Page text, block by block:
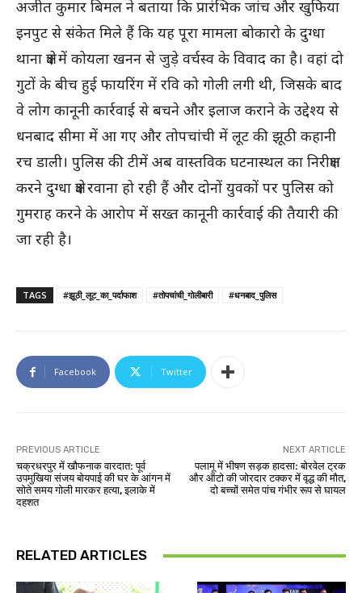
अजीत कुमार बिमल ने बताया कि प्रारंभिक जांच और खुफिया
इनपुट से संकेत मिले हैं कि यह पूरा मामला बोकारो के दुग्धा
थाना क्षेत्र में कोयला खनन से जुड़े वर्चस्व के विवाद का है। वहां दो
गुटों के बीच हुई फायरिंग में रवि को गोली लगी थी, जिसके बाद
वे लोग कानूनी कार्रवाई से बचने और इलाज कराने के उद्देश्य से
धनबाद सीमा में आ गए और तोपचांची में लूट की झूठी कहानी
रच डाली। पुलिस की टीमें अब वास्तविक घटनास्थल का निरीक्षण
करने दुग्धा क्षेत्र रवाना हो रही हैं और दोनों युवकों पर पुलिस को
गुमराह करने के आरोप में सख्त कानूनी कार्रवाई की तैयारी की
जा रही है।
TAGS #झूठी_लूट_का_पर्दाफाश #तोपचांची_गोलीबारी #धनबाद_पुलिस
Facebook Twitter
PREVIOUS ARTICLE
चक्रधरपुर में खौफनाक वारदात: पूर्व
उपमुखिया संजय बोयपाई की घर के आंगन में
सोते समय गोली मारकर हत्या, इलाके में
दहशत
NEXT ARTICLE
पलामू में भीषण सड़क हादसा: बोरवेल ट्रक
और ऑटो की जोरदार टक्कर में वृद्ध की मौत,
दो बच्चों समेत पांच गंभीर रूप से घायल
RELATED ARTICLES